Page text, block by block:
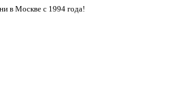
в Москве с 1994 года!